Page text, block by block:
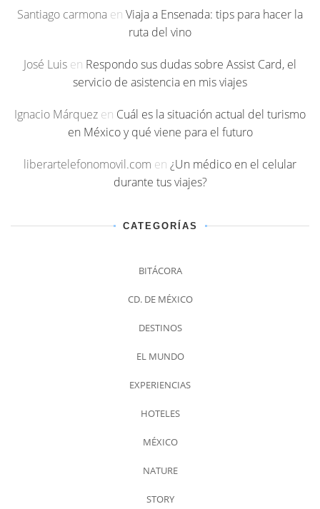
Santiago carmona en Viaja a Ensenada: tips para hacer la
ruta del vino
José Luis en Respondo sus dudas sobre Assist Card, el
servicio de asistencia en mis viajes
Ignacio Márquez en Cuál es la situación actual del turismo
en México y qué viene para el futuro
liberartelefonomovil.com en ¿Un médico en el celular
durante tus viajes?
CATEGORÍAS
BITÁCORA
CD. DE MÉXICO
DESTINOS
EL MUNDO
EXPERIENCIAS
HOTELES
MÉXICO
NATURE
STORY